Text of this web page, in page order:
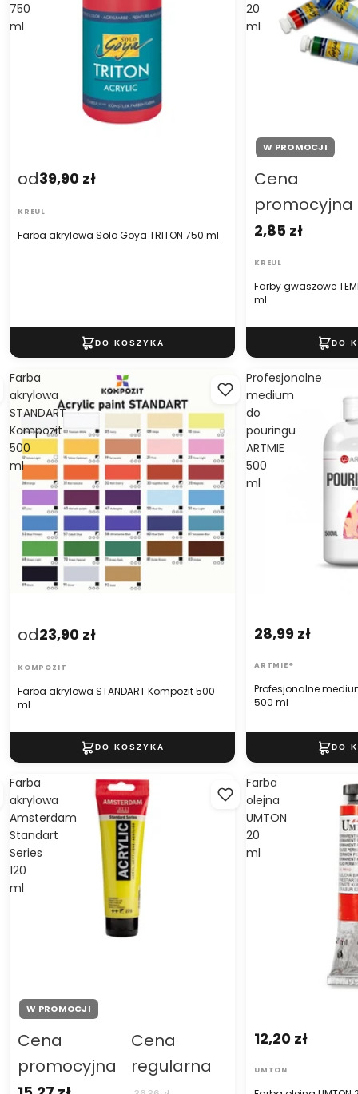
750
ml
Farba akrylowa Solo Goya TRITON 750 ml
od39,90 zł
KREUL
20
ml
W PROMOCJI
Farby gwaszowe
ml
Cena
promocyjna
2,85 zł
KREUL
Farba
akrylowa
STANDART
Kompozit
500
ml
Farba akrylowa STANDART Kompozit 500
ml
od23,90 zł
KOMPOZIT
Profesjonalne
medium
do
pouringu
ARTMIE
500
ml
Profesjonalne
500 ml
28,99 zł
ARTMIE®
Farba
akrylowa
Amsterdam
Standart
Series
120
ml
W PROMOCJI
Cena
promocyjna
Cena
regularna
Farba
olejna
UMTON
20
ml
12,20 zł
UMTON